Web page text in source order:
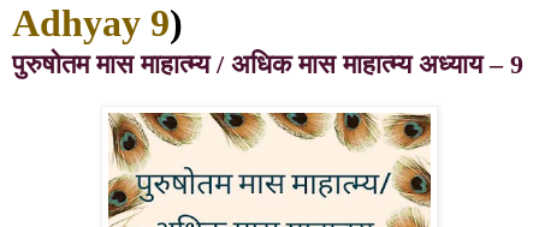
Adhyay 9)
पुरुषोतम मास माहात्म्य / अधिक मास माहात्म्य अध्याय – 9